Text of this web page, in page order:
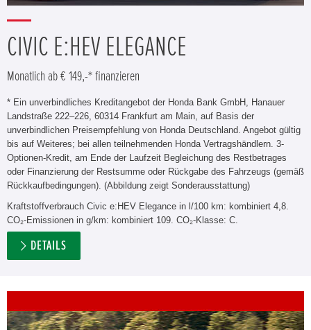
CIVIC E:HEV ELEGANCE
Monatlich ab € 149,-* finanzieren
* Ein unverbindliches Kreditangebot der Honda Bank GmbH, Hanauer
Landstraße 222–226, 60314 Frankfurt am Main, auf Basis der
unverbindlichen Preisempfehlung von Honda Deutschland. Angebot gültig
bis auf Weiteres; bei allen teilnehmenden Honda Vertragshändlern. 3-
Optionen-Kredit, am Ende der Laufzeit Begleichung des Restbetrages
oder Finanzierung der Restsumme oder Rückgabe des Fahrzeugs (gemäß
Rückkaufbedingungen). (Abbildung zeigt Sonderausstattung)
Kraftstoffverbrauch Civic e:HEV Elegance in l/100 km: kombiniert 4,8.
CO₂-Emissionen in g/km: kombiniert 109. CO₂-Klasse: C.
DETAILS